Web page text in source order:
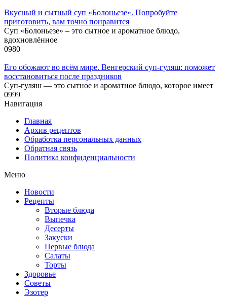
Вкусный и сытный cуп «Болоньезе». Попробуйте
приготовить, вам точно понравится
Суп «Болоньезе» – это сытное и ароматное блюдо,
вдохновлённое
0980
Его обожают во всём мире. Венгерский суп-гуляш: поможет
восстановиться после праздников
Суп-гуляш — это сытное и ароматное блюдо, которое имеет
0999
Навигация
Главная
Архив рецептов
Обработка персональных данных
Обратная связь
Политика конфиденциальности
Меню
Новости
Рецепты
Вторые блюда
Выпечка
Десерты
Закуски
Первые блюда
Салаты
Торты
Здоровье
Советы
Эзотер